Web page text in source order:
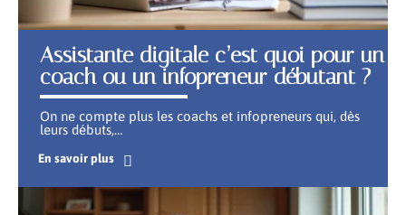
Assistante digitale c’est quoi pour un
coach ou un infopreneur débutant ?
On ne compte plus les coachs et infopreneurs qui, dès
leurs débuts,…
En savoir plus